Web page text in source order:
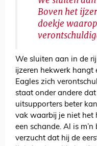
Boven het
doekje
We sluiten aan in de
ijzeren hekwerk hangt
Eagles zich
staat onder andere
uitsupporters beter
vak waarbij je niet het
een schande. Al is
verzucht dat hij de